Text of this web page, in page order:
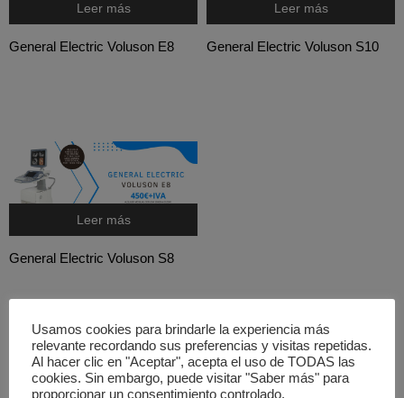
Leer más
General Electric Voluson E8
Leer más
General Electric Voluson S10
Leer más
General Electric Voluson S8
Usamos cookies para brindarle la experiencia más
relevante recordando sus preferencias y visitas repetidas.
Al hacer clic en "Aceptar", acepta el uso de TODAS las
cookies. Sin embargo, puede visitar "Saber más" para
proporcionar un consentimiento controlado.